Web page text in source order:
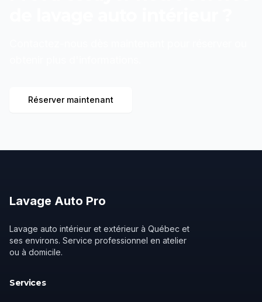
Réserver maintenant
Lavage Auto Pro
Lavage auto intérieur et extérieur à Québec et
ses environs. Service professionnel en atelier
ou à domicile.
Services